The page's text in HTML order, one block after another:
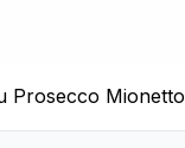
Prosecco Mionetto
și Flori Pastelate